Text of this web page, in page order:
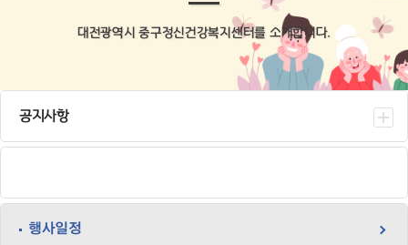
대전광역시 중구정신건강복지센터를 소개합니다.
공지사항
행사일정